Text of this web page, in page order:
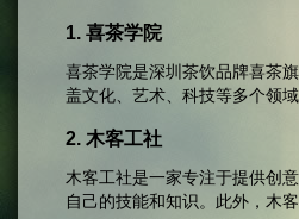
1. 喜茶学院
喜茶学院是深圳茶饮品牌喜茶
盖文化、艺术、科技等多个领
2. 木客工社
木客工社是一家专注于提供创
自己的技能和知识。此外，木